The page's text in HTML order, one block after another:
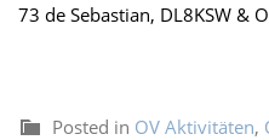
73 de Sebastian, DL8KSW &
Posted in OV Aktivitäten,